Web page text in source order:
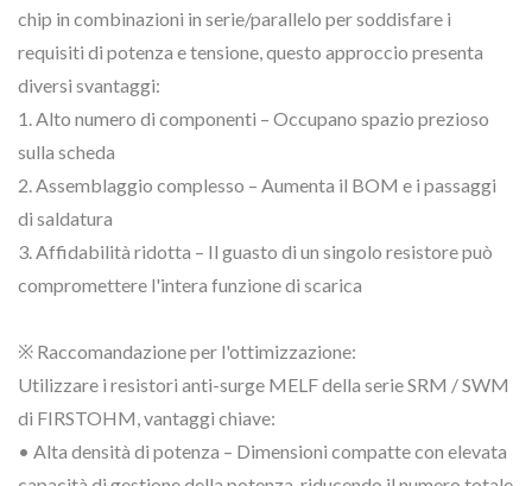
chip in combinazioni in serie/parallelo per soddisfare i
requisiti di potenza e tensione, questo approccio presenta
diversi svantaggi:
1. Alto numero di componenti – Occupano spazio prezioso
sulla scheda
2. Assemblaggio complesso – Aumenta il BOM e i passaggi
di saldatura
3. Affidabilità ridotta – Il guasto di un singolo resistore può
compromettere l'intera funzione di scarica
※ Raccomandazione per l'ottimizzazione:
Utilizzare i resistori anti-surge MELF della serie SRM / SWM
di FIRSTOHM, vantaggi chiave:
• Alta densità di potenza – Dimensioni compatte con elevata